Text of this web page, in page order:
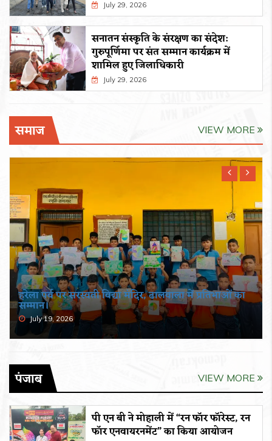
July 29, 2026
सनातन संस्कृति के संरक्षण का संदेश:
गुरुपूर्णिमा पर संत सम्मान कार्यक्रम में
शामिल हुए जिलाधिकारी
July 29, 2026
समाज VIEW MORE
हरेला पर्व पर सरस्वती विद्या मंदिर, ढालवाला में प्रतिभाओं का
सम्मान।
July 19, 2026
पंजाब VIEW MORE
पी एन बी ने मोहाली में “रन फॉर फॉरेस्ट, रन
फॉर एनवायरनमेंट” का किया आयोजन